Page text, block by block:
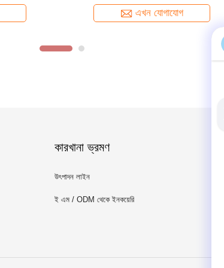
এখন যোগাযোগ
কারখানা ভ্রমণ
উৎপাদন লাইন
ই এম / ODM থেকে ইনকয়েরি